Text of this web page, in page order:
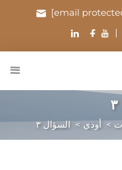
[email
> أودي >السؤال ٣